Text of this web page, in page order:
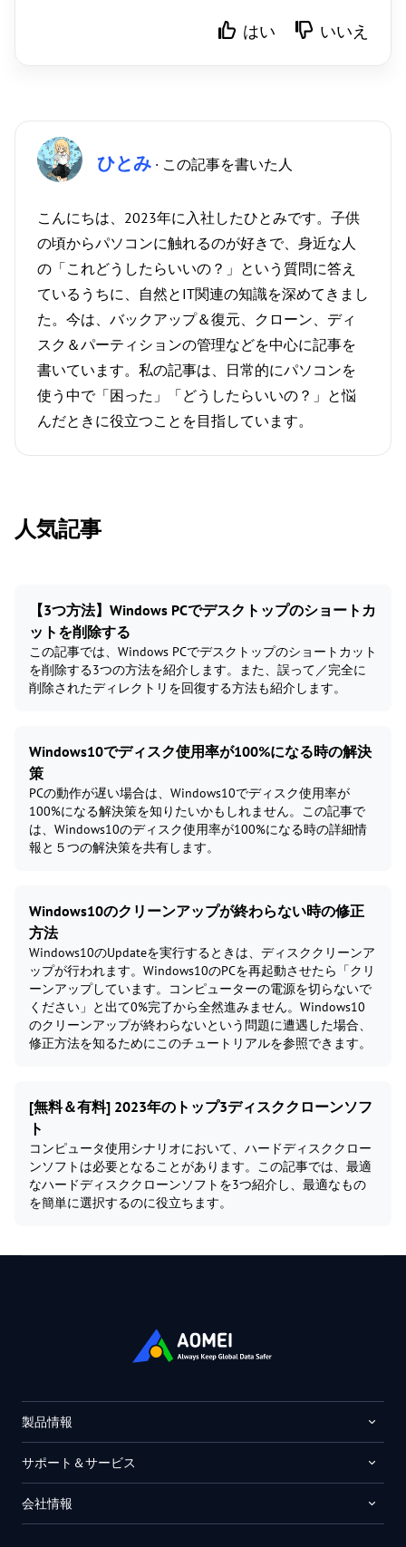
はい いいえ
ひとみ · この記事を書いた人
こんにちは、2023年に入社したひとみです。子供
の頃からパソコンに触れるのが好きで、身近な人
の「これどうしたらいいの？」という質問に答え
ているうちに、自然とIT関連の知識を深めてきまし
た。今は、バックアップ＆復元、クローン、ディ
スク＆パーティションの管理などを中心に記事を
書いています。私の記事は、日常的にパソコンを
使う中で「困った」「どうしたらいいの？」と悩
んだときに役立つことを目指しています。
人気記事
【3つ方法】Windows PCでデスクトップのショートカ
ットを削除する
この記事では、Windows PCでデスクトップのショートカット
を削除する3つの方法を紹介します。また、誤って／完全に
削除されたディレクトリを回復する方法も紹介します。
Windows10でディスク使用率が100%になる時の解決
策
PCの動作が遅い場合は、Windows10でディスク使用率が
100%になる解決策を知りたいかもしれません。この記事で
は、Windows10のディスク使用率が100%になる時の詳細情
報と５つの解決策を共有します。
Windows10のクリーンアップが終わらない時の修正
方法
Windows10のUpdateを実行するときは、ディスククリーンア
ップが行われます。Windows10のPCを再起動させたら「クリ
ーンアップしています。コンピューターの電源を切らないで
ください」と出て0%完了から全然進みません。Windows10
のクリーンアップが終わらないという問題に遭遇した場合、
修正方法を知るためにこのチュートリアルを参照できます。
[無料＆有料] 2023年のトップ3ディスククローンソフ
ト
コンピュータ使用シナリオにおいて、ハードディスククロー
ンソフトは必要となることがあります。この記事では、最適
なハードディスククローンソフトを3つ紹介し、最適なもの
を簡単に選択するのに役立ちます。
製品情報
サポート＆サービス
会社情報